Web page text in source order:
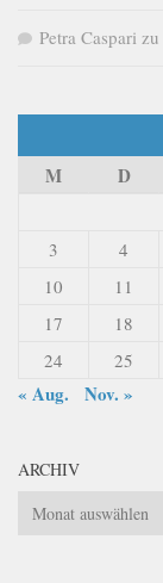
Petra Caspari zu
M D
3
4
10
11
17
18
24
25
« Aug. Nov. »
ARCHIV
Archiv